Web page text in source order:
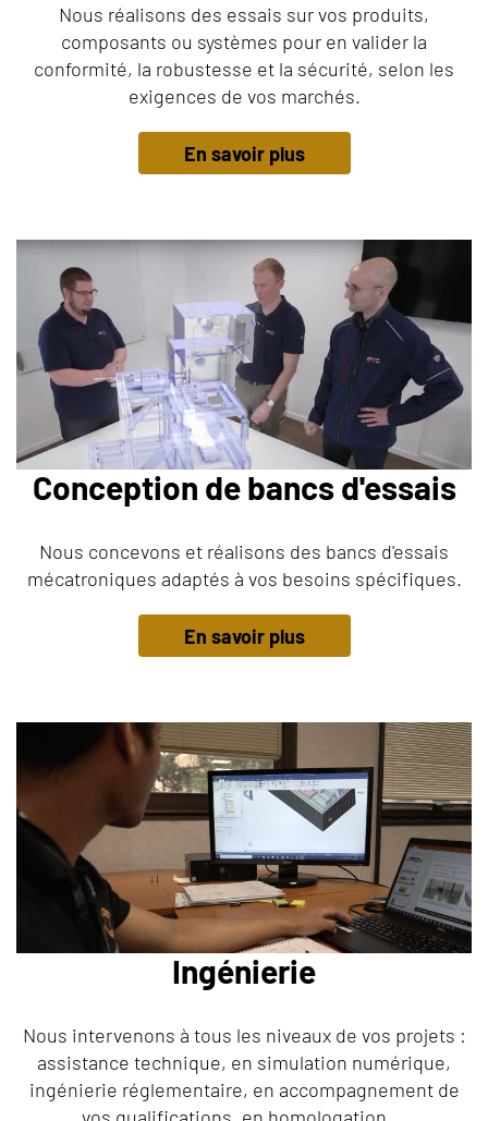
Nous réalisons des essais sur vos produits,
composants ou systèmes pour en valider la
conformité, la robustesse et la sécurité, selon les
exigences de vos marchés.
En savoir plus
Conception de bancs d'essais
Nous concevons et réalisons des bancs d'essais
mécatroniques adaptés à vos besoins spécifiques.
En savoir plus
Ingénierie
Nous intervenons à tous les niveaux de vos projets :
assistance technique, en simulation numérique,
ingénierie réglementaire, en accompagnement de
vos qualifications, en homologation ...